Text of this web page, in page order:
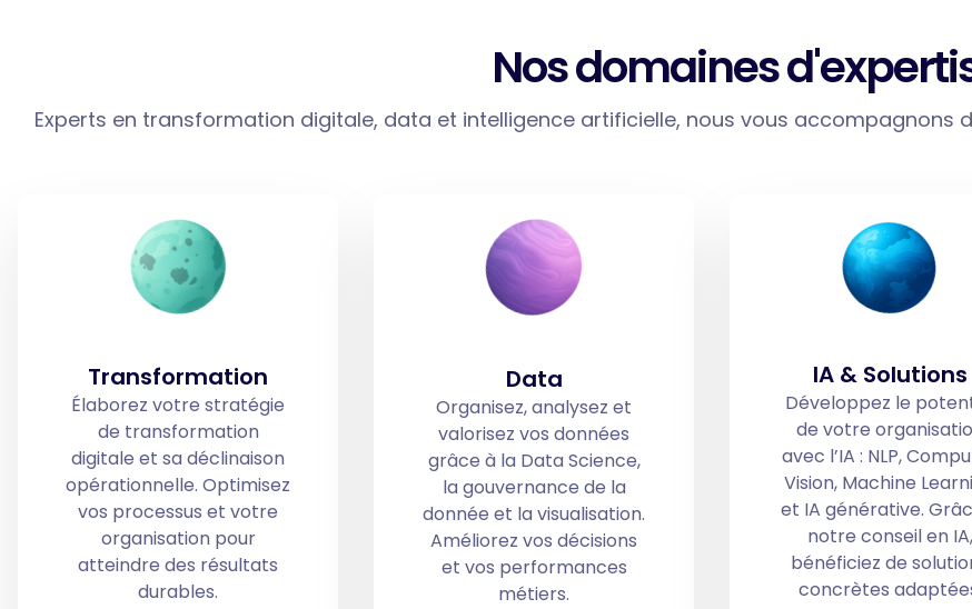
Nos domaines
Experts en transformation digitale, data et intelligence artificielle, nous vous accompagnons
Transformation
Élaborez votre stratégie
de transformation
digitale et sa déclinaison
opérationnelle. Optimisez
vos processus et votre
organisation pour
atteindre des résultats
durables.
Data
Organisez, analysez et
valorisez vos données
grâce à la Data Science,
la gouvernance de la
donnée et la visualisation.
Améliorez vos décisions
et vos performances
métiers.
IA & Solutions
Développez le
de votre
avec l’IA : NLP,
Vision, Machine
et IA générative.
notre conseil en IA,
bénéficiez de
concrètes